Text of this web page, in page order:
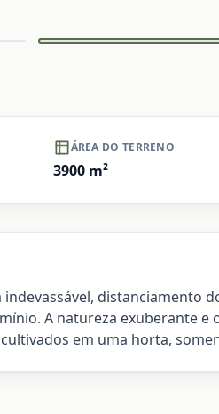
ÁREA DO TERRENO
3900m²
distanciamento
A natureza exuberante
em uma horta,